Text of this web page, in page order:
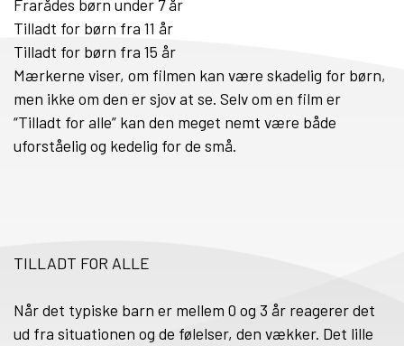
Frarådes børn under 7 år
Tilladt for børn fra 11 år
Tilladt for børn fra 15 år
Mærkerne viser, om filmen kan være skadelig for børn,
men ikke om den er sjov at se. Selv om en film er
“Tilladt for alle” kan den meget nemt være både
uforståelig og kedelig for de små.
TILLADT FOR ALLE
Når det typiske barn er mellem 0 og 3 år reagerer det
ud fra situationen og de følelser, den vækker. Det lille